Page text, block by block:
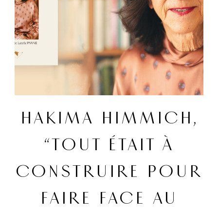
HAKIMA HIMMICH,
“TOUT ÉTAIT À
CONSTRUIRE POUR
FAIRE FACE AU